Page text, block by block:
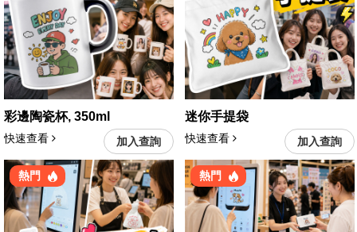
彩邊陶瓷杯, 350ml
加入查詢
快速查看
迷你手提袋
加入查詢
快速查看
熱門 熱門